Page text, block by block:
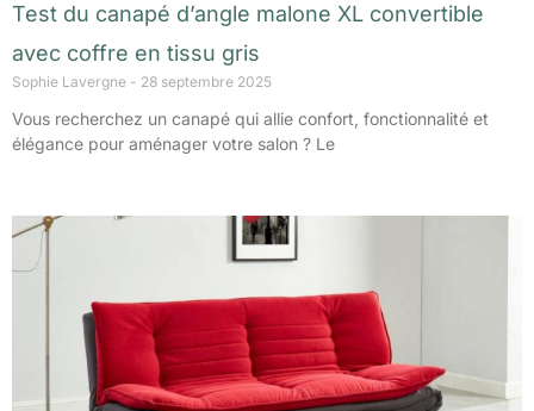
Test du canapé d’angle malone XL convertible
avec coffre en tissu gris
Sophie Lavergne 28 septembre 2025
Vous recherchez un canapé qui allie confort, fonctionnalité et
élégance pour aménager votre salon ? Le